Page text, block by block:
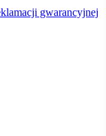
gwarancyjnej